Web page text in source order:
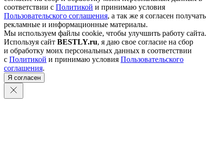
соответствии с Политикой и принимаю условия
Пользовательского соглашения, а так же я согласен получать
рекламные и информационные материалы.
Мы используем файлы cookie, чтобы улучшить работу сайта.
Используя сайт BESTLY.ru, я даю свое согласие на сбор
и обработку моих персональных данных в соответствии
с Политикой и принимаю условия Пользовательского
соглашения.
Я согласен